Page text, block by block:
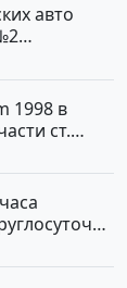
№2192
авто
1998 в
ст.